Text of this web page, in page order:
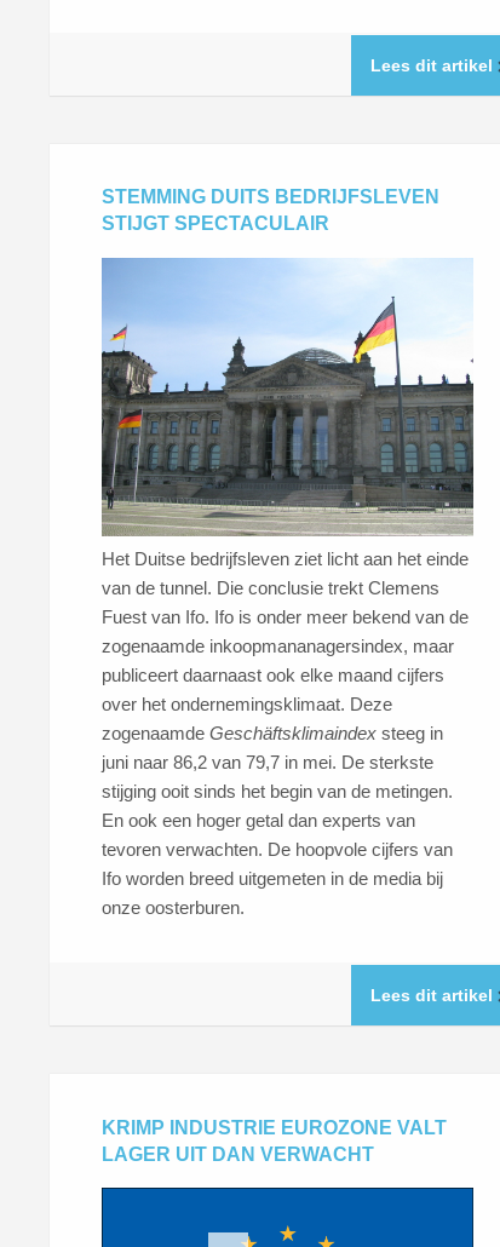
Lees dit artikel
STEMMING DUITS BEDRIJFSLEVEN
STIJGT SPECTACULAIR
Het Duitse bedrijfsleven ziet licht aan het einde
van de tunnel. Die conclusie trekt Clemens
Fuest van Ifo. Ifo is onder meer bekend van de
zogenaamde inkoopmananagersindex, maar
publiceert daarnaast ook elke maand cijfers
over het ondernemingsklimaat. Deze
zogenaamde Geschäftsklimaindexsteeg in
juni naar 86,2 van 79,7 in mei. De sterkste
stijging ooit sinds het begin van de metingen.
En ook een hoger getal dan experts van
tevoren verwachten. De hoopvole cijfers van
Ifo worden breed uitgemeten in de media bij
onze oosterburen.
Lees dit artikel
KRIMP INDUSTRIE EUROZONE VALT
LAGER UIT DAN VERWACHT